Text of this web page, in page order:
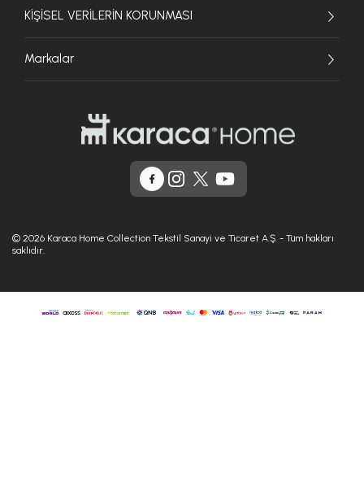
KİŞİSEL VERİLERİN KORUNMASI
Markalar
© 2026 Karaca Home Collection Tekstil Sanayi ve Ticaret A.Ş. - Tüm hakları
saklıdır.